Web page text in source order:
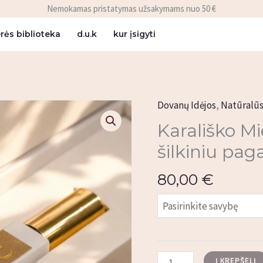
Nemokamas pristatymas užsakymams nuo 50 €
biblioteka d.u.k kur įsigyti
Dovanų Idėjos,
Karališko
šilkiniu
80,00 €
produkto
kiekis:
Karališko
Miego
Rinkinys
su
pagalvės
užvalkalu
Į KREPŠELĮ